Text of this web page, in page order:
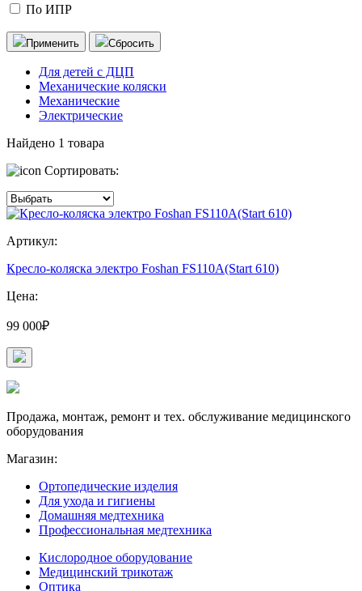
По ИПР
Применить Сбросить
Для детей с ДЦП
Механические коляски
Механические
Электрические
Найдено 1 товара
Сортировать:
Артикул:
Кресло-коляска электро Foshan FS110A(Start 610)
Цена:
99 000₽
Продажа, монтаж, ремонт и тех. обслуживание медицинского
оборудования
Магазин:
Ортопедические изделия
Для ухода и гигиены
Домашняя медтехника
Профессиональная медтехника
Кислородное оборудование
Медицинский трикотаж
Оптика